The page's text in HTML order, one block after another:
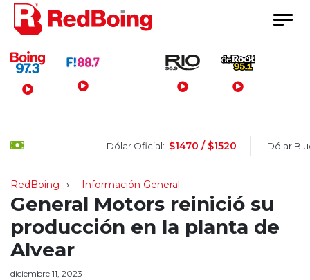
Menú Principal
Dólar Oficial: $1470 / $1520 Dólar Blue:
RedBoing Información General
General Motors reinició su
producción en la planta de
Alvear
diciembre 11, 2023